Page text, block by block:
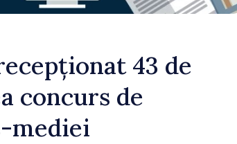
43 de
concurs de
mediei